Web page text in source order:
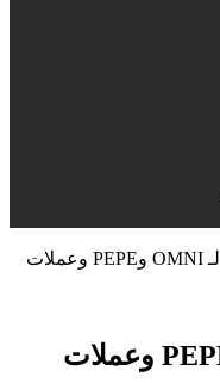
دعم Binance لـ OMNI وPEPE وعملات
دعم Binance لـ OMNI وPEPE وعملات